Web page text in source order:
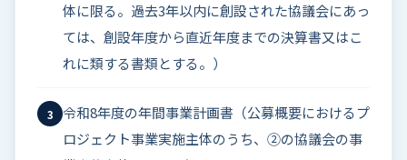
体に限る。過去3年以内に創設された協議会にあっ
ては、創設年度から直近年度までの決算書又はこ
れに類する書類とする。）
3
令和8年度の年間事業計画書（公募概要におけるプ
ロジェクト事業実施主体のうち、②の協議会の事